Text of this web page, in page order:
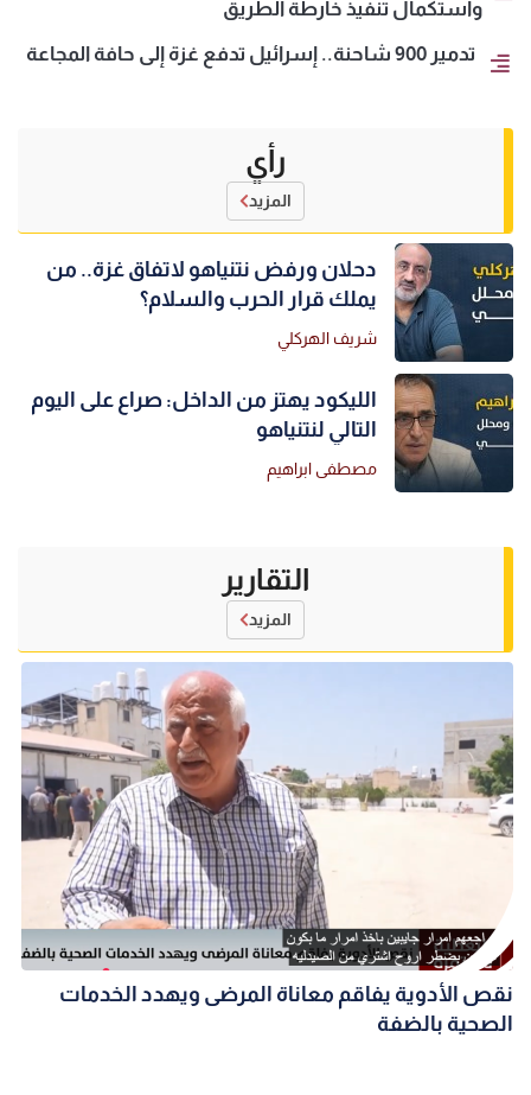
واستكمال تنفيذ خارطة الطريق
تدمير 900 شاحنة.. إسرائيل تدفع غزة إلى حافة المجاعة
رأي
المزيد
دحلان ورفض نتنياهو لاتفاق غزة.. من
يملك قرار الحرب والسلام؟
شريف الهركلي
الليكود يهتز من الداخل: صراع على اليوم
التالي لنتنياهو
مصطفى ابراهيم
التقارير
المزيد
نقص الأدوية يفاقم معاناة المرضى ويهدد الخدمات
الصحية بالضفة